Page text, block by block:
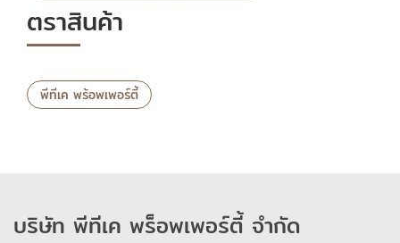
ตราสินค้า
พีทีเค พร้อพเพอร์ตี้
บริษัท พีทีเค พร็อพเพอร์ตี้ จำกัด